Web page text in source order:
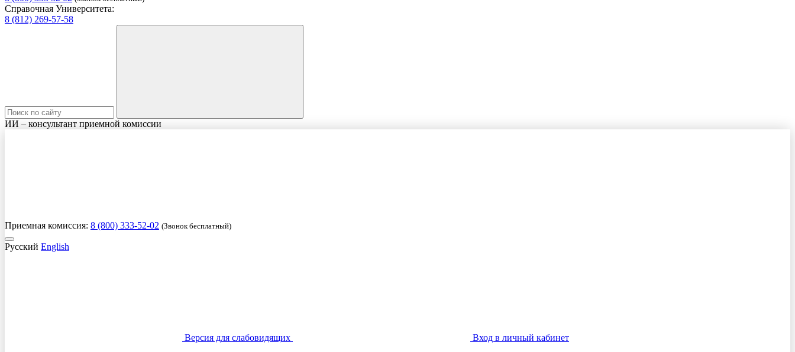
Справочная Университета:
8 (812) 269-57-58
ИИ – консультант приемной комиссии
Приемная комиссия: 8 (800) 333-52-02 (Звонок бесплатный)
Русский English
Версия для слабовидящих
Вход в личный кабинет